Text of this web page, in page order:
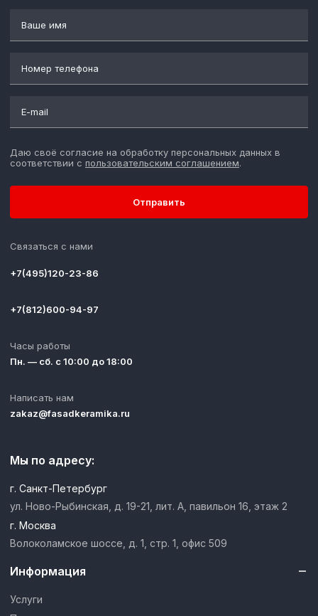
Даю своё согласие на обработку персональных данных в
соответствии с пользовательским соглашением.
Отправить
Связаться с нами
+7(495)120-23-86
+7(812)600-94-97
Часы работы
Пн. — сб. с 10:00 до 18:00
Написать нам
zakaz@fasadkeramika.ru
Информация
Услуги
Мы по адресу:
г. Санкт-Петербург
ул. Ново-Рыбинская, д. 19-21, лит. А, павильон 16, этаж 2
г. Москва
Волоколамское шоссе, д. 1, стр. 1, офис 509